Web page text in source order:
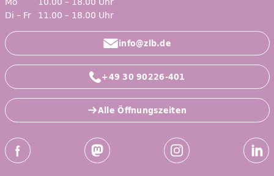
Di – Fr 11.00 – 18.00 Uhr
info@zlb.de
+49 30 90226-401
Alle Öffnungszeiten
Social-Media Kanäle der ZLB
Facebook Mastodon Instagram